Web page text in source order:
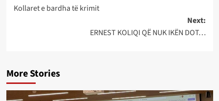
navigation
Kollaret e bardha të krimit
Next:
ERNEST KOLIQI QË NUK IKËN DOT…
More Stories